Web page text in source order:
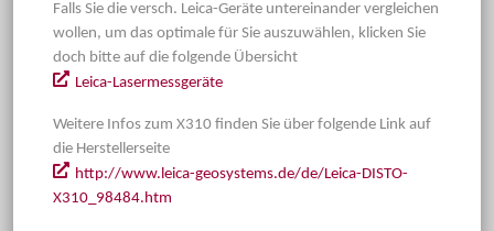
Falls Sie die versch. Leica-Geräte untereinander vergleichen
wollen, um das optimale für Sie auszuwählen, klicken Sie
doch bitte auf die folgende Übersicht
Leica-Lasermessgeräte
Weitere Infos zum X310 finden Sie über folgende Link auf
die Herstellerseite
http://www.leica-geosystems.de/de/Leica-DISTO-
X310_98484.htm